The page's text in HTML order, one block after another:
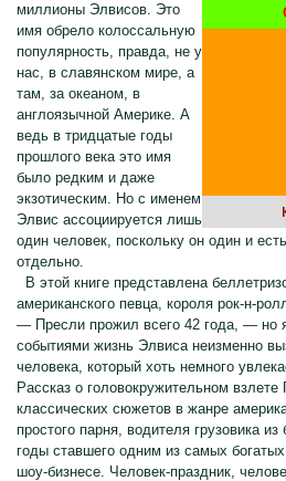
миллионы Элвисов. Это
имя обрело колоссальную
популярность, правда, не у
нас, в славянском мире, а
там, за океаном, в
англоязычной Америке. А
ведь в тридцатые годы
прошлого века это имя
было редким и даже
экзотическим. Но с именем
Элвис ассоциируется лишь
один человек, поскольку он один и
отдельно.
В этой книге представлена
американского певца, короля рок-н-
— Пресли прожил всего 42 года, — но
событиями жизнь Элвиса неизменно
человека, который хоть немного
Рассказ о головокружительном
классических сюжетов в жанре
простого парня, водителя грузовика
годы ставшего одним из самых
шоу-бизнесе. Человек-праздник,